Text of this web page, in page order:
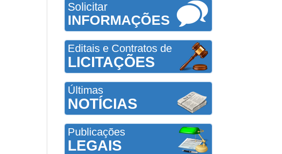
Solicitar
INFORMAÇÕES
Editais e Contratos de
LICITAÇÕES
Últimas
NOTÍCIAS
Publicações
LEGAIS